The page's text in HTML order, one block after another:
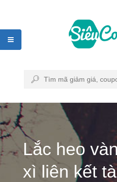
Lắc heo
xì liên kết